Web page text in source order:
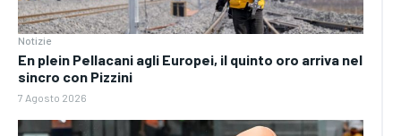
Notizie
En plein Pellacani agli Europei, il quinto oro arriva nel
sincro con Pizzini
7 Agosto 2026